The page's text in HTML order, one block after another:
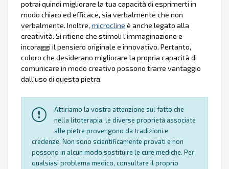
potrai quindi migliorare la tua capacità di esprimerti in
modo chiaro ed efficace, sia verbalmente che non
verbalmente. Inoltre, microcline è anche legato alla
creatività. Si ritiene che stimoli l'immaginazione e
incoraggi il pensiero originale e innovativo. Pertanto,
coloro che desiderano migliorare la propria capacità di
comunicare in modo creativo possono trarre vantaggio
dall'uso di questa pietra.
Attiriamo la vostra attenzione sul fatto che
nella litoterapia, le diverse proprietà associate
alle pietre provengono da tradizioni e
credenze. Non sono scientificamente provati e non
possono in alcun modo sostituire le cure mediche. Per
qualsiasi problema medico, consultare il proprio